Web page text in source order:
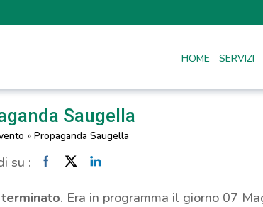
HOME SERVIZI
Saugella
» Propaganda Saugella
su :
. Era in programma il giorno 07